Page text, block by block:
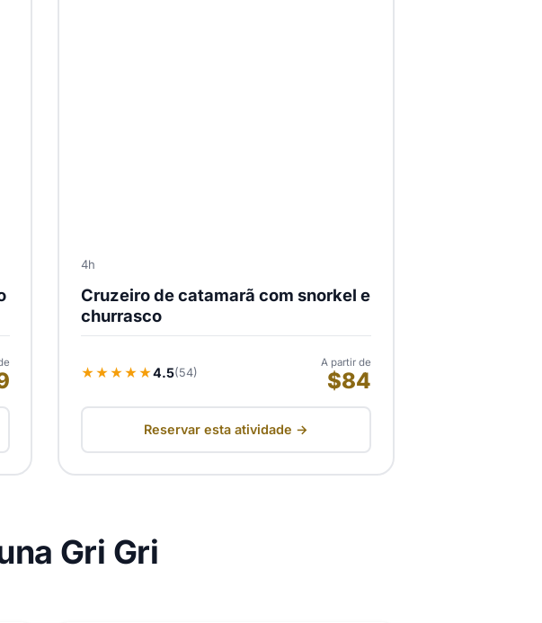
4h
Cruzeiro de catamarã com snorkel e
churrasco
★★★★★4.5(54)
A partir de
$84
Reservar esta atividade →
Gri Gri